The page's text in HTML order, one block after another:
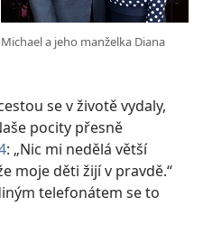
Michael a jeho manželka Diana
se v životě vydaly,
pocity přesně
: „Nic mi nedělá větší
moje děti žijí v pravdě.“
telefonátem se to